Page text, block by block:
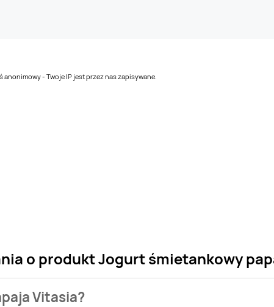
anonimowy - Twoje IP jest przez nas zapisywane.
o produkt Jogurt śmietankowy
Vitasia?